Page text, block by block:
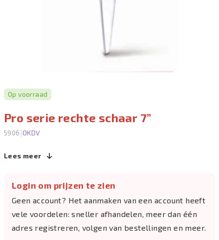
Op voorraad
Pro serie rechte schaar 7”
5906 |OKDV
Lees meer
Login om prijzen te zien
Geen account? Het aanmaken van een account heeft
vele voordelen: sneller afhandelen, meer dan één
adres registreren, volgen van bestellingen en meer.